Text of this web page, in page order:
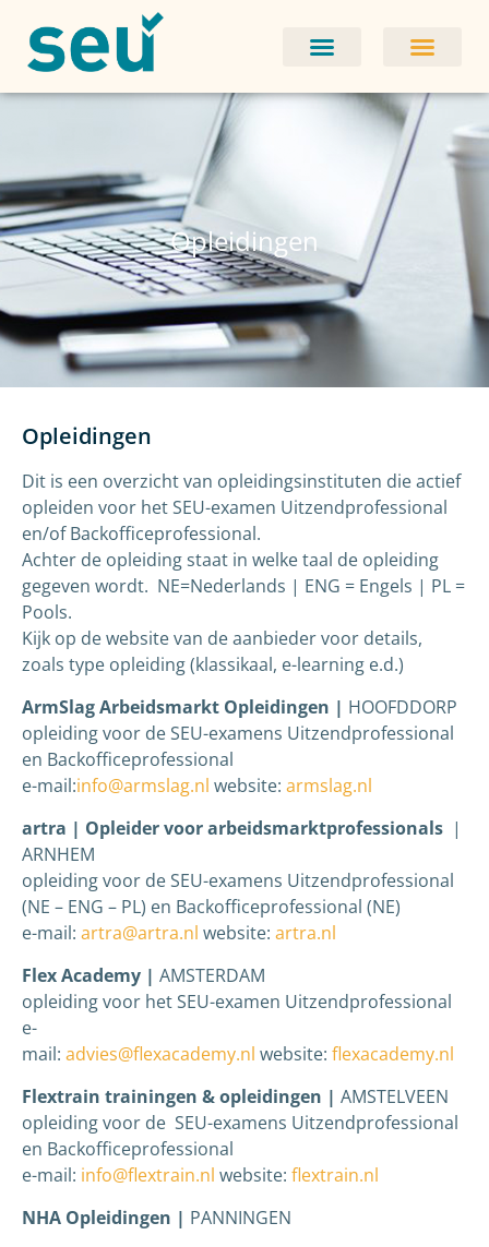
Opleidingen
Opleidingen
Dit is een overzicht van opleidingsinstituten die actief
opleiden voor het SEU-examen Uitzendprofessional
en/of Backofficeprofessional.
Achter de opleiding staat in welke taal de opleiding
gegeven wordt. NE=Nederlands | ENG = Engels | PL =
Pools.
Kijk op de website van de aanbieder voor details,
zoals type opleiding (klassikaal, e-learning e.d.)
ArmSlag Arbeidsmarkt Opleidingen | HOOFDDORP
opleiding voor de SEU-examens Uitzendprofessional
en Backofficeprofessional
e-mail:info@armslag.nl website: armslag.nl
artra | Opleider voor arbeidsmarktprofessionals |
ARNHEM
opleiding voor de SEU-examens Uitzendprofessional
(NE – ENG – PL) en Backofficeprofessional (NE)
e-mail: artra@artra.nl website: artra.nl
Flex Academy | AMSTERDAM
opleiding voor het SEU-examen Uitzendprofessional
e-
mail: advies@flexacademy.nl website: flexacademy.nl
Flextrain trainingen & opleidingen | AMSTELVEEN
opleiding voor de SEU-examens Uitzendprofessional
en Backofficeprofessional
e-mail: info@flextrain.nl website: flextrain.nl
NHA Opleidingen | PANNINGEN